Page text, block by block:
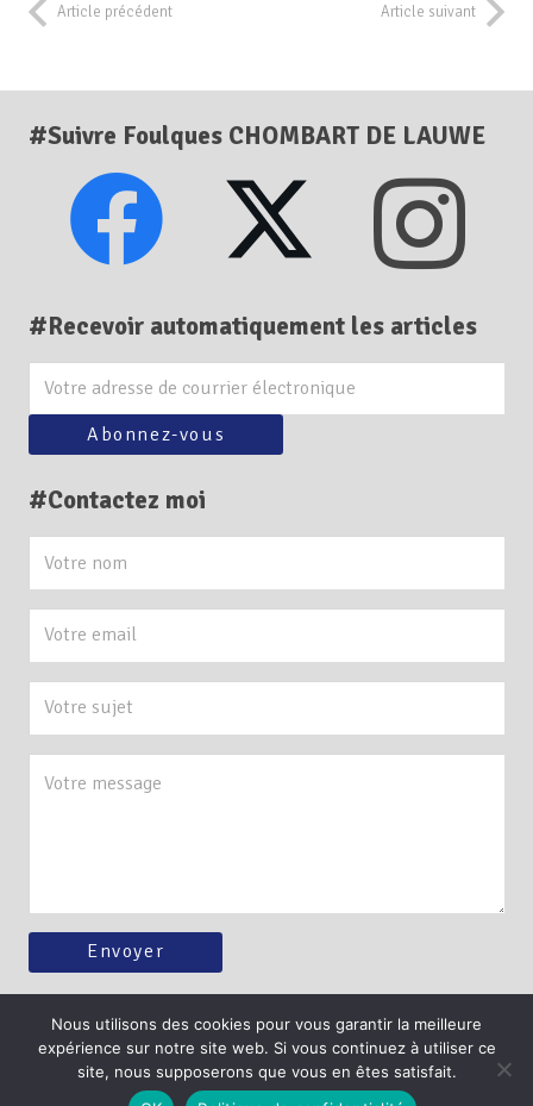
Article précédent Article suivant
#Suivre Foulques CHOMBART DE LAUWE
#Recevoir automatiquement les articles
#Contactez moi
©foulqueschombartdelauwe.fr –Mention légales et Politique de
confidentialité
Nous utilisons des cookies pour vous garantir la meilleure
expérience sur notre site web. Si vous continuez à utiliser ce
site, nous supposerons que vous en êtes satisfait.